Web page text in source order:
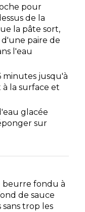
pour
de la
la pâte sort,
paire de
l'eau
minutes jusqu'à
la surface et
glacée
sur
beurre fondu à
de sauce
trop les